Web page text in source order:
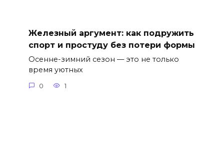
Железный аргумент: как подружить
спорт и простуду без потери формы
Осенне-зимний сезон — это не только
время уютных
0 1